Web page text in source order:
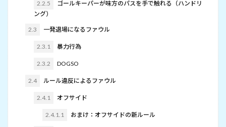
2.2.5
ゴールキーパーが味方のパスを手で触れる（ハンドリ
ング）
2.3 一発退場になるファウル
2.3.1 暴力行為
2.3.2 DOGSO
2.4 ルール違反によるファウル
2.4.1 オフサイド
2.4.1.1 おまけ：オフサイドの新ルール